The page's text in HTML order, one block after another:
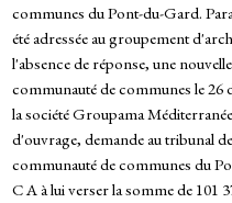
communes du Pont-du-Gard.
été adressée au groupement
l'absence de réponse, une
communauté de communes le 26
la société Groupama
d'ouvrage, demande au tribunal
communauté de communes du
C A à lui verser la somme de 101